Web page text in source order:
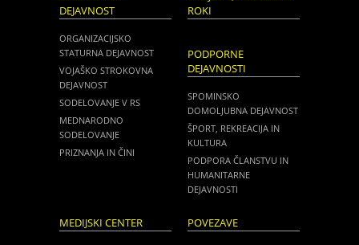
DEJAVNOST
ORGANIZACIJSKO
STATURNA DEJAVNOST
VOJAŠKO STROKOVNA
DEJAVNOST
SODELOVANJE V RS
MEDNARODNO
SODELOVANJE
PRIZNANJA IN ČINI
ROKI
PODPORNE
DEJAVNOSTI
SPOMINSKO
DOMOLJUBNA DEJAVNOST
ŠPORT, REKREACIJA IN
KULTURA
PODPORA ČLANSTVU IN
HUMANITARNE
DEJAVNOSTI
MEDIJSKI CENTER POVEZAVE